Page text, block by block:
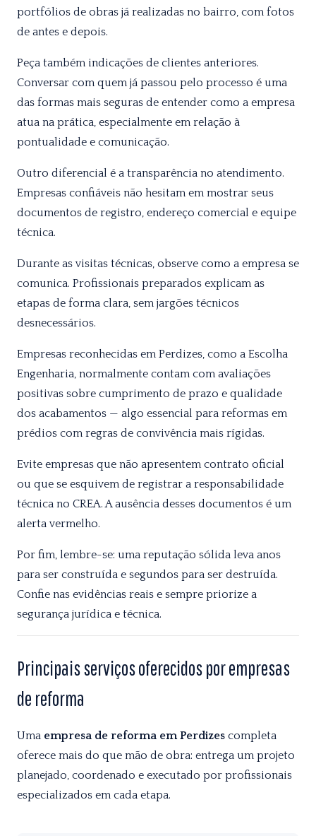
portfólios de obras já realizadas no bairro, com fotos
de antes e depois.
Peça também indicações de clientes anteriores.
Conversar com quem já passou pelo processo é uma
das formas mais seguras de entender como a empresa
atua na prática, especialmente em relação à
pontualidade e comunicação.
Outro diferencial é a transparência no atendimento.
Empresas confiáveis não hesitam em mostrar seus
documentos de registro, endereço comercial e equipe
técnica.
Durante as visitas técnicas, observe como a empresa se
comunica. Profissionais preparados explicam as
etapas de forma clara, sem jargões técnicos
desnecessários.
Empresas reconhecidas em Perdizes, como a Escolha
Engenharia, normalmente contam com avaliações
positivas sobre cumprimento de prazo e qualidade
dos acabamentos — algo essencial para reformas em
prédios com regras de convivência mais rígidas.
Evite empresas que não apresentem contrato oficial
ou que se esquivem de registrar a responsabilidade
técnica no CREA. A ausência desses documentos é um
alerta vermelho.
Por fim, lembre-se: uma reputação sólida leva anos
para ser construída e segundos para ser destruída.
Confie nas evidências reais e sempre priorize a
segurança jurídica e técnica.
Principais serviços oferecidos por empresas
de reforma
Uma empresa de reforma em Perdizes completa
oferece mais do que mão de obra: entrega um projeto
planejado, coordenado e executado por profissionais
especializados em cada etapa.